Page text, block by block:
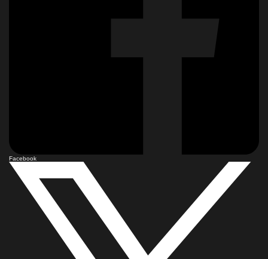
Facebook